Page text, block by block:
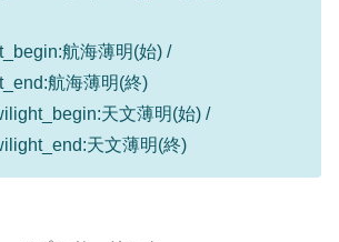
航海薄明(始) /
航海薄明(終)
天文薄明(始) /
天文薄明(終)